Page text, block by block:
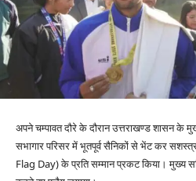
अपने चम्पावत दौरे के दौरान उत्तराखण्ड शासन के
सभागार परिसर में भूतपूर्व सैनिकों से भेंट कर
Flag Day) के प्रति सम्मान प्रकट किया। मुख्य